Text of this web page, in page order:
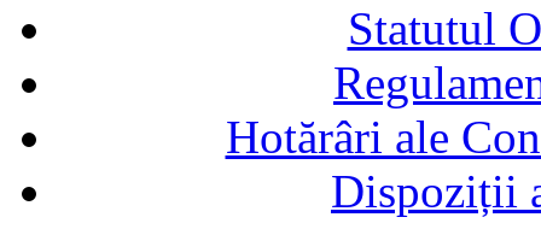
Statutul
Hotărâri ale
Dispoziții